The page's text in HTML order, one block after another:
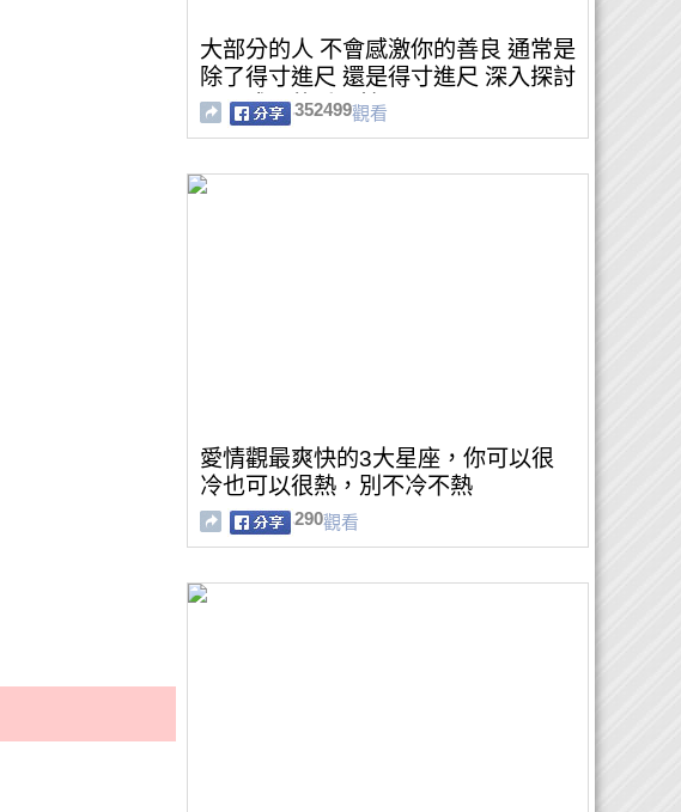
大部分的人 不會感激你的善良 通常是
除了得寸進尺 還是得寸進尺 深入探討
心靈成長的重要性
352499觀看
愛情觀最爽快的3大星座，你可以很
冷也可以很熱，別不冷不熱
290觀看